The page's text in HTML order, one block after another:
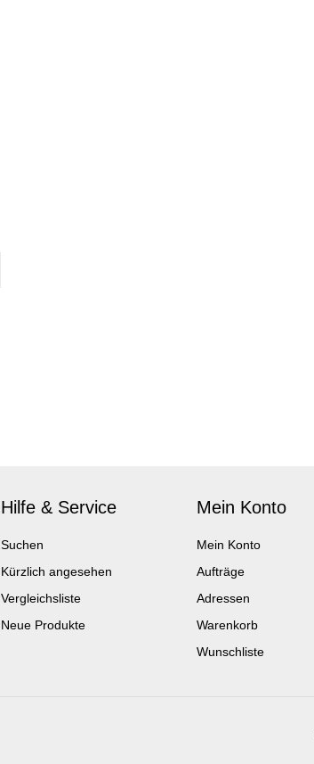
Hilfe & Service
Suchen
Kürzlich angesehen
Vergleichsliste
Neue Produkte
Mein Konto
Mein Konto
Aufträge
Adressen
Warenkorb
Wunschliste